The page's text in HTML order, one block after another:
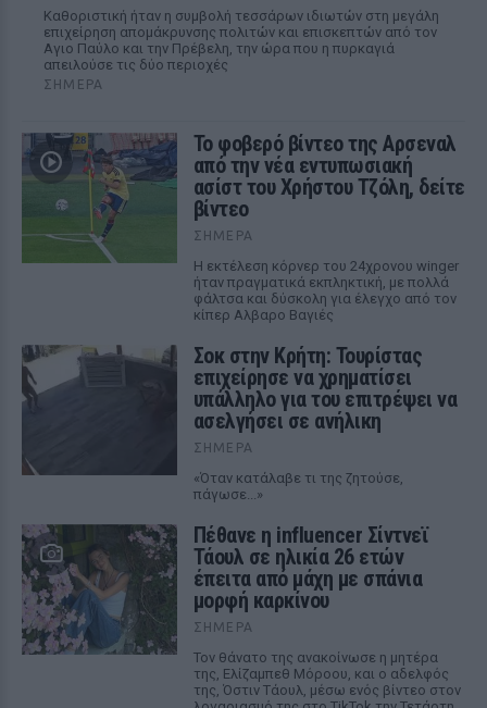
Καθοριστική ήταν η συμβολή τεσσάρων ιδιωτών στη μεγάλη
επιχείρηση απομάκρυνσης πολιτών και επισκεπτών από τον
Αγιο Παύλο και την Πρέβελη, την ώρα που η πυρκαγιά
απειλούσε τις δύο περιοχές
ΣΉΜΕΡΑ
Το φοβερό βίντεο της Αρσεναλ
από την νέα εντυπωσιακή
ασίστ του Χρήστου Τζόλη, δείτε
βίντεο
ΣΉΜΕΡΑ
Η εκτέλεση κόρνερ του 24χρονου winger
ήταν πραγματικά εκπληκτική, με πολλά
φάλτσα και δύσκολη για έλεγχο από τον
κίπερ Αλβαρο Βαγιές
Σοκ στην Κρήτη: Τουρίστας
επιχείρησε να χρηματίσει
υπάλληλο για του επιτρέψει να
ασελγήσει σε ανήλικη
ΣΉΜΕΡΑ
«Όταν κατάλαβε τι της ζητούσε,
πάγωσε...»
Πέθανε η influencer Σίντνεϊ
Τάουλ σε ηλικία 26 ετών
έπειτα από μάχη με σπάνια
μορφή καρκίνου
ΣΉΜΕΡΑ
Τον θάνατο της ανακοίνωσε η μητέρα
της, Ελίζαμπεθ Μόροου, και ο αδελφός
της, Όστιν Τάουλ, μέσω ενός βίντεο στον